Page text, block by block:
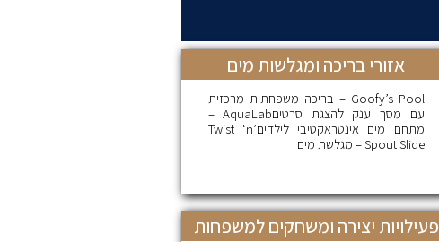
אזורי בריכה ומגלשות מים
Goofy’s Pool – בריכה משפחתית מרכזית
עם מסך ענק להצגת סרטיםAquaLab –
מתחם מים אינטראקטיבי לילדיםTwist ‘n’
Spout Slide – מגלשת מים
פעילויות יצירה ומשחקים למשפחות